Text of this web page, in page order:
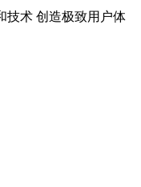
技术 创造极致用户体